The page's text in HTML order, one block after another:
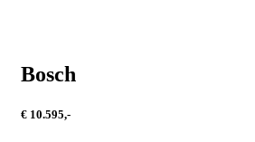
Bosch
€ 10.595,-